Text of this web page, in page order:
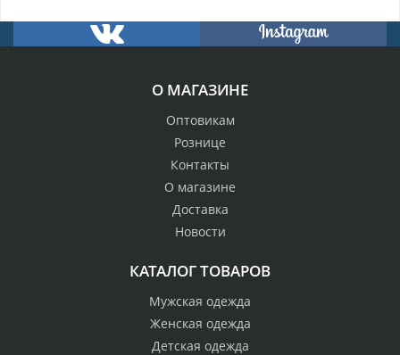
О МАГАЗИНЕ
Оптовикам
Рознице
Контакты
О магазине
Доставка
Новости
КАТАЛОГ ТОВАРОВ
Мужская одежда
Женская одежда
Детская одежда